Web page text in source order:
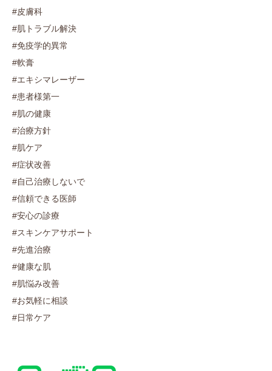
#皮膚科
#肌トラブル解決
#免疫学的異常
#軟膏
#エキシマレーザー
#患者様第一
#肌の健康
#治療方針
#肌ケア
#症状改善
#自己治療しないで
#信頼できる医師
#安心の診療
#スキンケアサポート
#先進治療
#健康な肌
#肌悩み改善
#お気軽に相談
#日常ケア